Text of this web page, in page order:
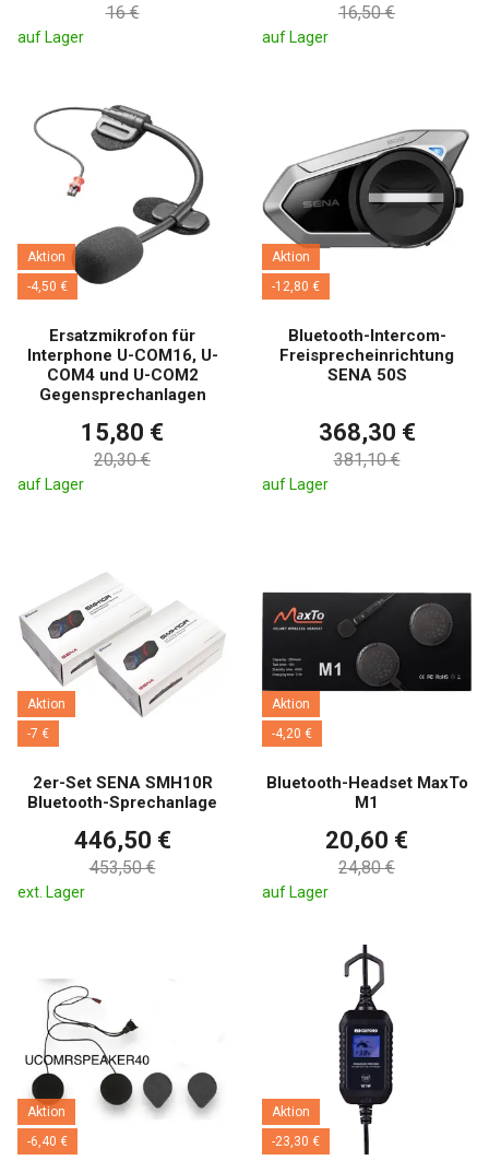
16 €
auf Lager
16,50 €
auf Lager
Aktion
-4,50 €
Ersatzmikrofon für
Interphone U-COM16, U-
COM4 und U-COM2
Gegensprechanlagen
15,80 €
20,30 €
auf Lager
Aktion
-12,80 €
Bluetooth-Intercom-
Freisprecheinrichtung
SENA 50S
368,30 €
381,10 €
auf Lager
Aktion
-7 €
2er-Set SENA SMH10R
Bluetooth-Sprechanlage
446,50 €
453,50 €
ext. Lager
Aktion
-4,20 €
Bluetooth-Headset MaxTo
M1
20,60 €
24,80 €
auf Lager
Aktion
-6,40 €
Aktion
-23,30 €